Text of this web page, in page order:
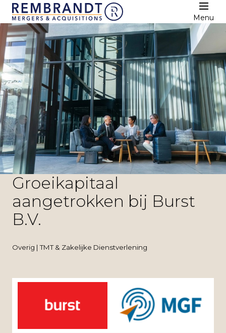
Menu
Groeikapitaal
aangetrokken bij Burst
B.V.
Overig | TMT & Zakelijke Dienstverlening